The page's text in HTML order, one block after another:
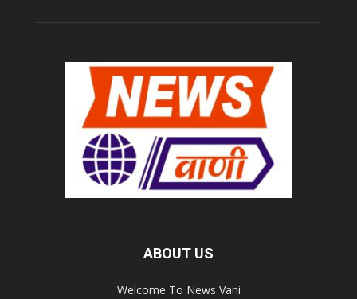
ABOUT US
Welcome To News Vani